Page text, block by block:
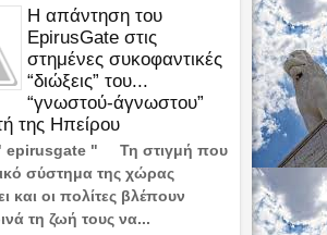
Η απάντηση του
EpirusGate στις
στημένες συκοφαντικές
“διώξεις” του...
“γνωστού-άγνωστου”
της Ηπείρου
epirusgate " Τη στιγμή που
σύστημα της χώρας
και οι πολίτες βλέπουν
τη ζωή τους να...